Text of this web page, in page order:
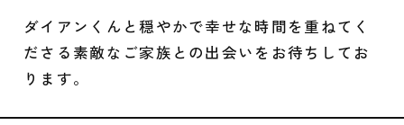
ダイアンくんと穏やかで幸せな時間を重ねてく
ださる素敵なご家族との出会いをお待ちしてお
ります。